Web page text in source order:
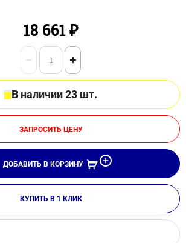
18 661₽
− +
В наличии 23 шт.
ЗАПРОСИТЬ ЦЕНУ
ДОБАВИТЬ В КОРЗИНУ
КУПИТЬ В 1 КЛИК